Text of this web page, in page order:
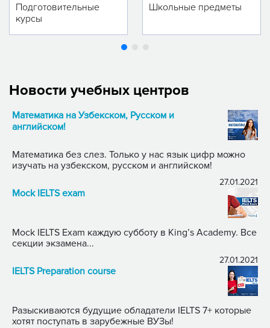
Подготовительные
курсы
Школьные предметы
Новости учебных центров
Математика на Узбекском, Русском и
английском!
Математика без слез. Только у нас язык цифр можно
изучать на узбекском, русском и английском!
27.01.2021
Mock IELTS exam
Mock IELTS Exam каждую субботу в King’s Academy. Все
секции экзамена...
27.01.2021
IELTS Preparation course
Разыскиваются будущие обладатели IELTS 7+ которые
хотят поступать в зарубежные ВУЗы!